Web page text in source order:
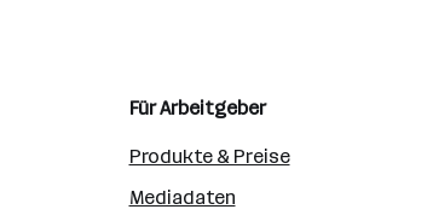
Für Arbeitgeber
Produkte & Preise
Mediadaten